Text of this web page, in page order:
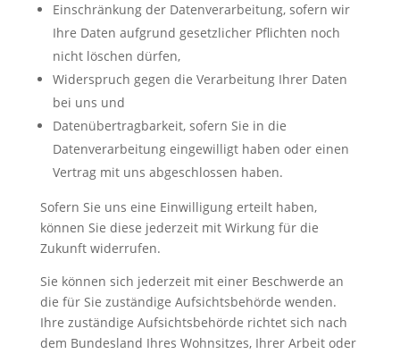
Einschränkung der Datenverarbeitung, sofern wir
Ihre Daten aufgrund gesetzlicher Pflichten noch
nicht löschen dürfen,
Widerspruch gegen die Verarbeitung Ihrer Daten
bei uns und
Datenübertragbarkeit, sofern Sie in die
Datenverarbeitung eingewilligt haben oder einen
Vertrag mit uns abgeschlossen haben.
Sofern Sie uns eine Einwilligung erteilt haben,
können Sie diese jederzeit mit Wirkung für die
Zukunft widerrufen.
Sie können sich jederzeit mit einer Beschwerde an
die für Sie zuständige Aufsichtsbehörde wenden.
Ihre zuständige Aufsichtsbehörde richtet sich nach
dem Bundesland Ihres Wohnsitzes, Ihrer Arbeit oder